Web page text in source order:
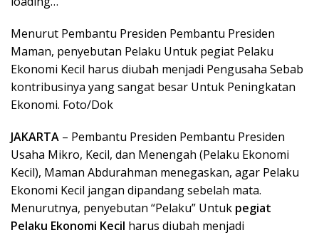
Menurut Pembantu Presiden Pembantu Presiden
Maman, penyebutan Pelaku Untuk pegiat Pelaku
Ekonomi Kecil harus diubah menjadi Pengusaha Sebab
kontribusinya yang sangat besar Untuk Peningkatan
Ekonomi. Foto/Dok
JAKARTA – Pembantu Presiden Pembantu Presiden
Usaha Mikro, Kecil, dan Menengah (Pelaku Ekonomi
Kecil), Maman Abdurahman menegaskan, agar Pelaku
Ekonomi Kecil jangan dipandang sebelah mata.
Menurutnya, penyebutan “Pelaku” Untuk pegiat
Pelaku Ekonomi Kecil harus diubah menjadi